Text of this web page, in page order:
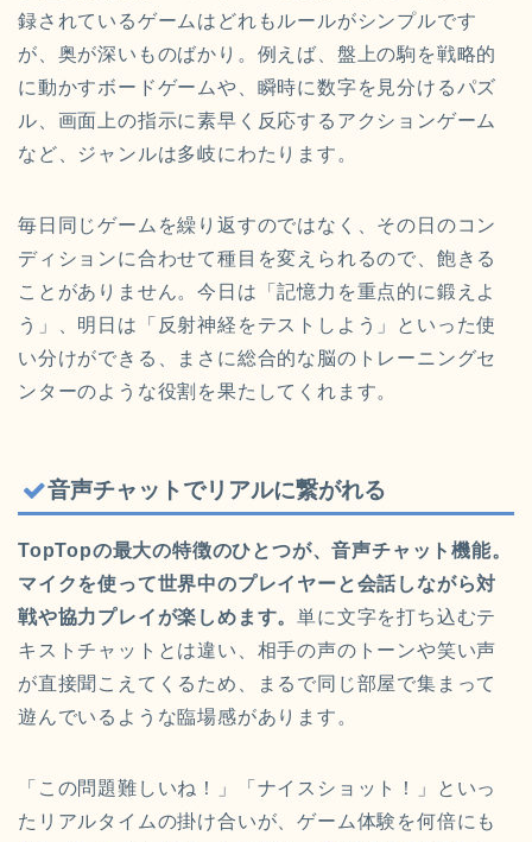
録されているゲームはどれもルールがシンプルです
が、奥が深いものばかり。例えば、盤上の駒を戦略的
に動かすボードゲームや、瞬時に数字を見分けるパズ
ル、画面上の指示に素早く反応するアクションゲーム
など、ジャンルは多岐にわたります。
毎日同じゲームを繰り返すのではなく、その日のコン
ディションに合わせて種目を変えられるので、飽きる
ことがありません。今日は「記憶力を重点的に鍛えよ
う」、明日は「反射神経をテストしよう」といった使
い分けができる、まさに総合的な脳のトレーニングセ
ンターのような役割を果たしてくれます。
音声チャットでリアルに繋がれる
TopTopの最大の特徴のひとつが、音声チャット機能。
マイクを使って世界中のプレイヤーと会話しながら対
戦や協力プレイが楽しめます。単に文字を打ち込むテ
キストチャットとは違い、相手の声のトーンや笑い声
が直接聞こえてくるため、まるで同じ部屋で集まって
遊んでいるような臨場感があります。
「この問題難しいね！」「ナイスショット！」といっ
たリアルタイムの掛け合いが、ゲーム体験を何倍にも